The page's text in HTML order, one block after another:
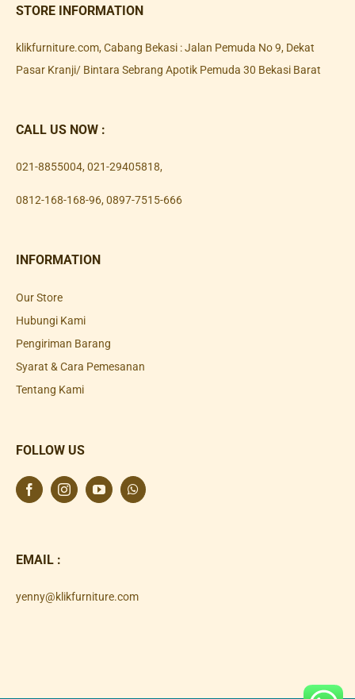
STORE INFORMATION
klikfurniture.com, Cabang Bekasi : Jalan Pemuda No 9, Dekat
Pasar Kranji/ Bintara Sebrang Apotik Pemuda 30 Bekasi Barat
CALL US NOW :
021-8855004, 021-29405818,
0812-168-168-96, 0897-7515-666
INFORMATION
Our Store
Hubungi Kami
Pengiriman Barang
Syarat & Cara Pemesanan
Tentang Kami
FOLLOW US
EMAIL :
yenny@klikfurniture.com